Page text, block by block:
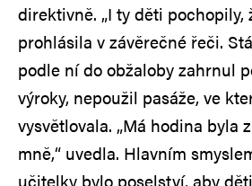
direktivně. „I ty děti pochopily,
prohlásila v závěrečné řeči.
podle ní do obžaloby zahrnul
výroky, nepoužil pasáže, ve
vysvětlovala. „Má hodina byla
mně,“ uvedla. Hlavním
učitelky bylo poselství, aby